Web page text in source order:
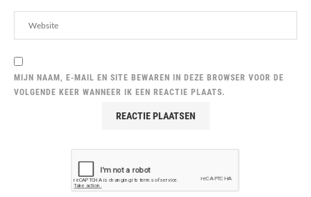
MIJN NAAM, E-MAIL EN SITE BEWAREN IN DEZE BROWSER VOOR DE
VOLGENDE KEER WANNEER IK EEN REACTIE PLAATS.